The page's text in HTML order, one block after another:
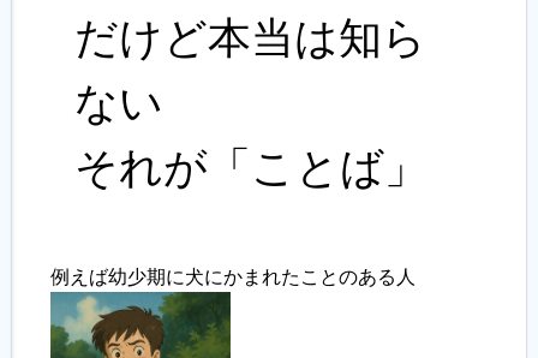
だけど本当は知ら
ない
それが「ことば」
例えば幼少期に犬にかまれたことのある人